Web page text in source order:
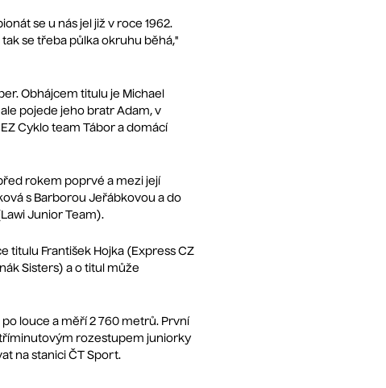
se u nás jel již v roce 1962.
tak se třeba půlka okruhu běhá,"
Obhájcem titulu je Michael
pojede jeho bratr Adam, v
Cyklo team Tábor a domácí
rokem poprvé a mezi její
s Barborou Jeřábkovou a do
Junior Team).
titulu František Hojka (Express CZ
Sisters) a o titul může
louce a měří 2 760 metrů. První
tříminutovým rozestupem juniorky
na stanici ČT Sport.